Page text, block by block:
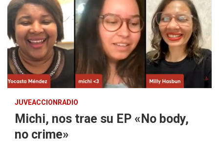
JUVEACCIONRADIO
Michi, nos trae su EP «No body,
no crime»